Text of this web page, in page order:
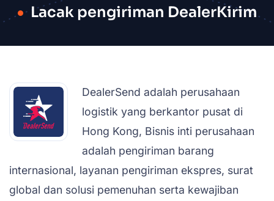
Lacak pengiriman DealerKirim
DealerSend adalah perusahaan
logistik yang berkantor pusat di
Hong Kong, Bisnis inti perusahaan
adalah pengiriman barang
internasional, layanan pengiriman ekspres, surat
global dan solusi pemenuhan serta kewajiban